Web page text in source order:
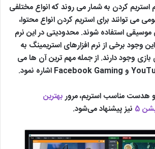
استریم کردن به شمار می روند که انواع مختلفی
می توانند برای استریم کردن انواع محتوا،
استفاده شوند. محدودیتی در این نرم
این وجود برخی از نرم افزارهای استریمینگ به
وجود دارند. از جمله مهم ترین آن ها می
هدست مناسب استریم، مرور بهترین
5
نیز پیشنهاد می‌شود.